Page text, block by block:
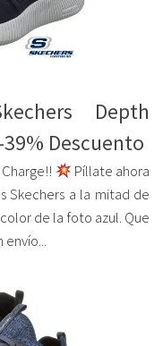
Depth
Descuento
Píllate ahora
Skechers a la mitad de
de la foto azul. Que
envío...